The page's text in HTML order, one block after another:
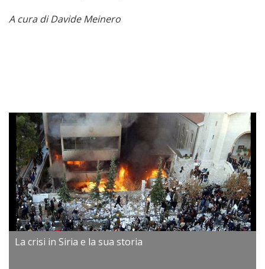
A cura di Davide Meinero
La crisi in Siria e la sua storia